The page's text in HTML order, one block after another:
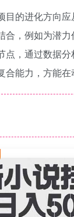
目的进化方向应
合，例如为潜
点，通过数据
合能力，方能在